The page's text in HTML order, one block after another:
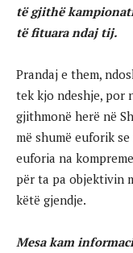
të gjithë
të fituara ndaj tij.
Prandaj e them,
tek kjo ndeshje, por
gjithmonë herë në
më shumë euforik
euforia na
për ta pa objektivin
këtë gjendje.
Mesa kam